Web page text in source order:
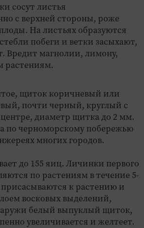
сосут листья
с верхней стороны, роже
На листьях образуются
побеги и ветки засыхают,
Вредит магнолии, лимону,
растениям.
щиток коричневый или
почти черный, круглый с
диаметр щитка до 2 мм.
по черноморскому побережью
многих городов.
до 155 яиц. Личинки первого
по растениям в течение 5-
присасываются к растению и
восковых выделений,
белый выпуклый щиток,
увеличивается и желтеет.